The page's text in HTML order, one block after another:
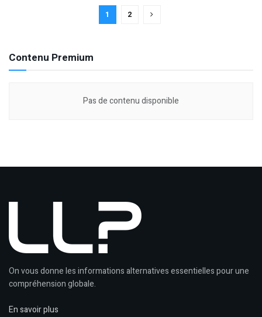
1 2
Contenu Premium
Pas de contenu disponible
On vous donne les informations alternatives essentielles pour une
compréhension globale.
En savoir plus